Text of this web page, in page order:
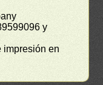
y
impresión en